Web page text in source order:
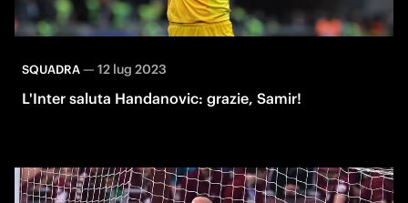
SQUADRA— 12 lug 2023
L'Inter saluta Handanovic: grazie, Samir!